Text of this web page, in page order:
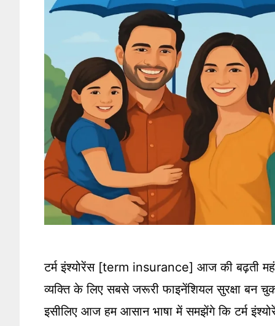
टर्म इंश्योरेंस [term insurance] आज की बढ़ती
व्यक्ति के लिए सबसे जरूरी फाइनेंशियल सुरक्षा बन
इसीलिए आज हम आसान भाषा में समझेंगे कि टर्म